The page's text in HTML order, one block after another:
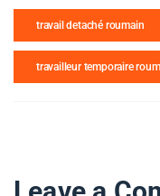
travail detaché roumain
travailleur temporaire